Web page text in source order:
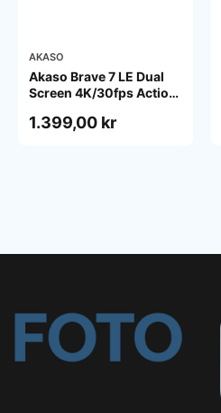
AKASO
Akaso Brave 7 LE Dual
Screen 4K/30fps Action
1.399,00 kr